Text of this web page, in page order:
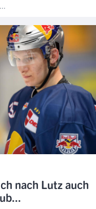
nach Lutz auch